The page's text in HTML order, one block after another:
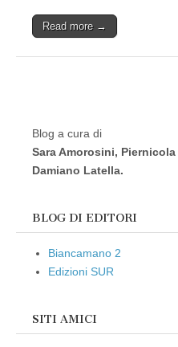
Read more →
Blog a cura di
Sara Amorosini,
Damiano Latella.
BLOG DI EDITORI
Biancamano 2
Edizioni SUR
SITI AMICI